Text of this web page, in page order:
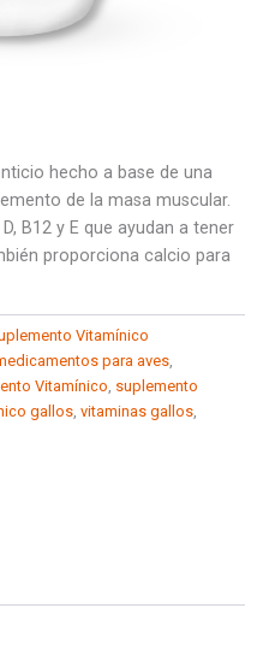
hecho a base de una
de la masa muscular.
B12 y E que ayudan a tener
proporciona calcio para
Vitamínico
para aves,
Vitamínico, suplemento
gallos, vitaminas gallos,